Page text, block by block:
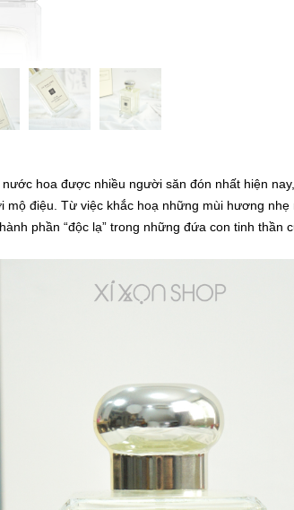
hoa được nhiều người săn đón nhất hiện
mộ điệu. Từ việc khắc hoạ những mùi hương
phần “độc lạ” trong những đứa con tinh thần